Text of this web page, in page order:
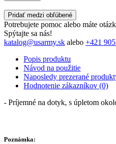
Pridať medzi obľúbené
Potrebujete pomoc alebo máte
Spýtajte sa nás!
katalog@usarmy.sk alebo +421
Popis produktu
Návod na použitie
Naposledy prezerané
Hodnotenie zákazníkov (0)
- Príjemné na dotyk, s úpletom
Poznámka: